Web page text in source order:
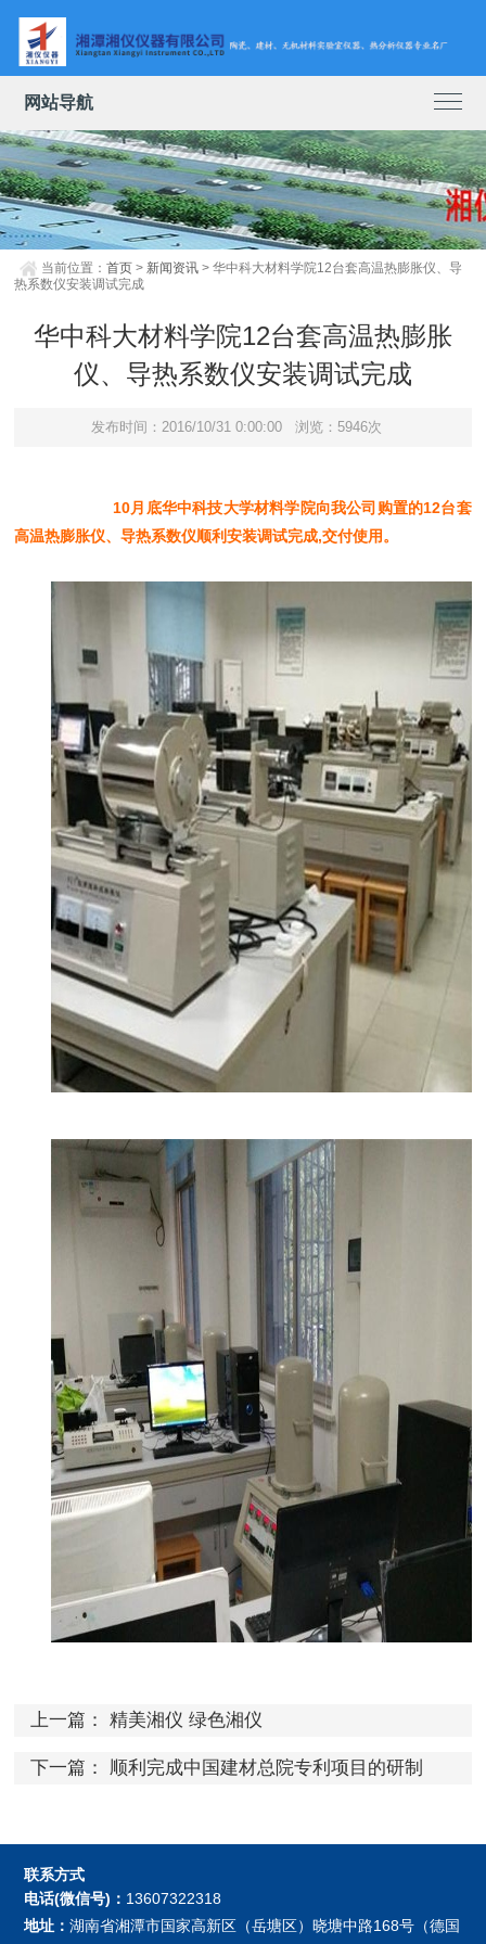
网站导航
当前位置：首页 > 新闻资讯 > 华中科大材料学院12台套高温热膨胀仪、导
热系数仪安装调试完成
华中科大材料学院12台套高温热膨胀
仪、导热系数仪安装调试完成
发布时间：2016/10/31 0:00:00 浏览：5946次
10月底华中科技大学材料学院向我公司购置的12台套
高温热膨胀仪、导热系数仪顺利安装调试完成,交付使用。
上一篇： 精美湘仪 绿色湘仪
下一篇： 顺利完成中国建材总院专利项目的研制
联系方式
电话(微信号)： 13607322318
地址：湖南省湘潭市国家高新区（岳塘区）晓塘中路168号（德国